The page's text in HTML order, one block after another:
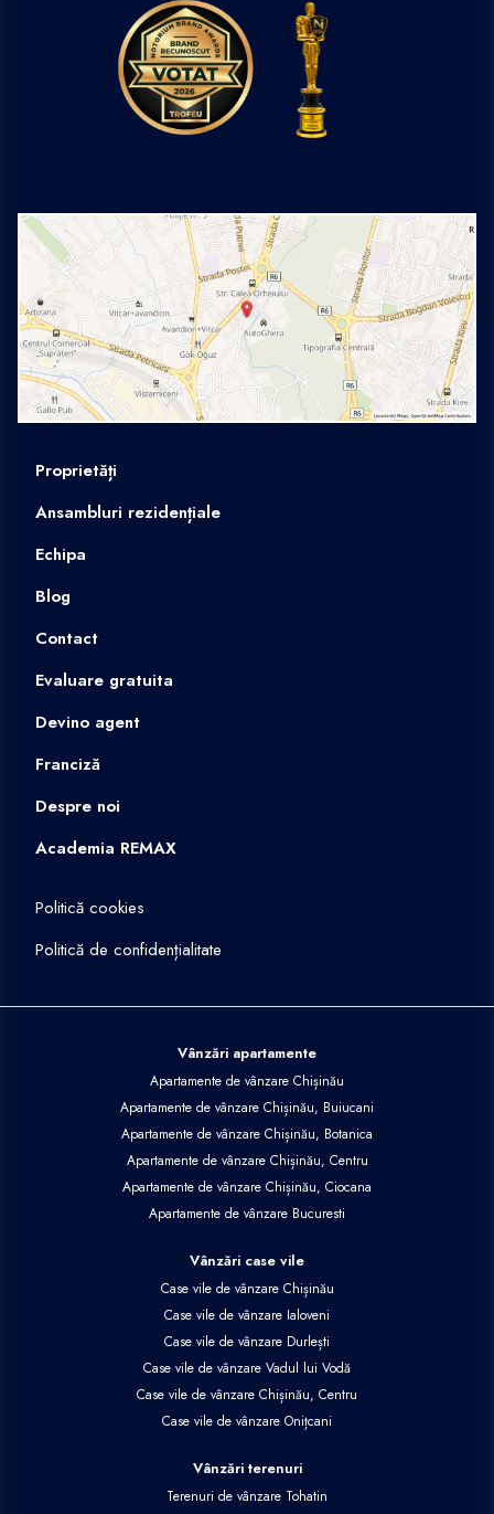
Proprietăți
Ansambluri rezidențiale
Echipa
Blog
Contact
Evaluare gratuita
Devino agent
Franciză
Despre noi
Academia REMAX
Politică cookies
Politică de confidențialitate
Vânzări apartamente
Apartamente de vânzare Chișinău
Apartamente de vânzare Chișinău, Buiucani
Apartamente de vânzare Chișinău, Botanica
Apartamente de vânzare Chișinău, Centru
Apartamente de vânzare Chișinău, Ciocana
Apartamente de vânzare Bucuresti
Vânzări case vile
Case vile de vânzare Chișinău
Case vile de vânzare Ialoveni
Case vile de vânzare Durlești
Case vile de vânzare Vadul lui Vodă
Case vile de vânzare Chișinău, Centru
Case vile de vânzare Onițcani
Vânzări terenuri
Terenuri de vânzare Tohatin